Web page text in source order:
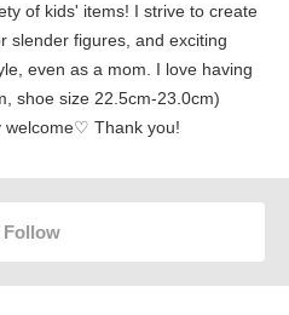
of kids' items! I strive to create
slender figures, and exciting
even as a mom. I love having
shoe size 22.5cm-23.0cm)
welcome♡ Thank you!
Follow